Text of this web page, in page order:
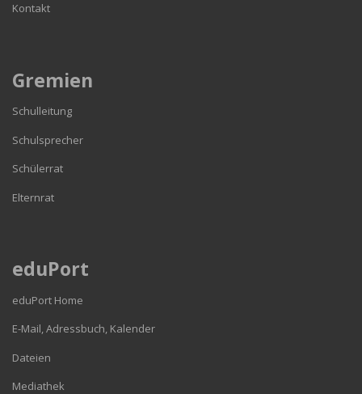
Kontakt
Gremien
Schulleitung
Schulsprecher
Schülerrat
Elternrat
eduPort
eduPort Home
E-Mail, Adressbuch, Kalender
Dateien
Mediathek